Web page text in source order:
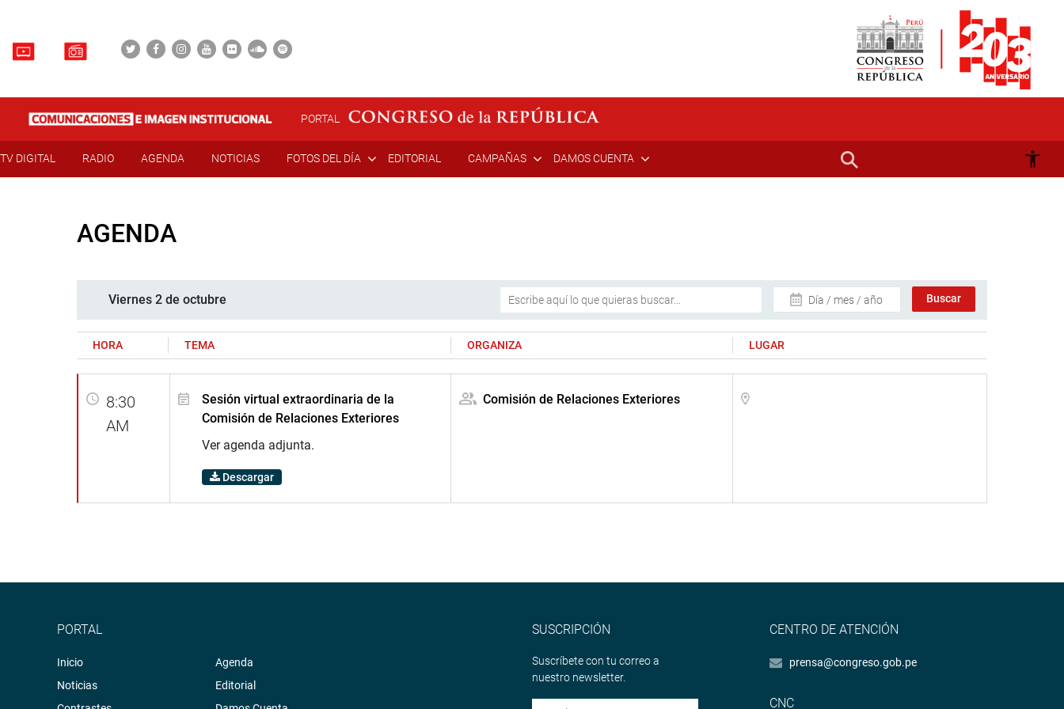
PORTAL
TV DIGITAL RADIO AGENDA NOTICIAS FOTOS DEL DÍA EDITORIAL CAMPAÑAS DAMOS CUENTA
AGENDA
Viernes 2 de octubre Día / mes / año
HORA TEMA ORGANIZA LUGAR
8:30
AM
Sesión virtual extraordinaria de la
Comisión de Relaciones Exteriores
Ver agenda adjunta.
Descargar
Comisión de Relaciones Exteriores
PORTAL
Inicio
Noticias
Agenda
Editorial
SUSCRIPCIÓN
Suscríbete con tu correo a
nuestro newsletter.
CENTRO DE ATENCIÓN
prensa@congreso.gob.pe
CNC